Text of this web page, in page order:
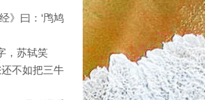
》曰：‘鸤鸠
，苏轼笑
还不如把三牛